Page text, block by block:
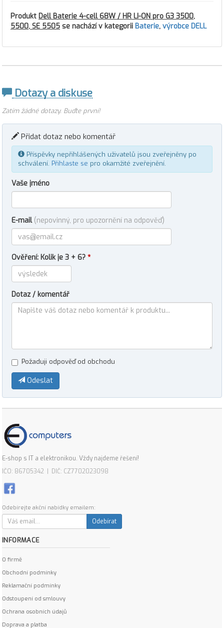
Produkt Dell Baterie 4-cell 68W / HR LI-ON pro G3 3500,
5500, SE 5505 se nachází v kategorii Baterie, výrobce DELL
Dotazy a diskuse
Zatím žádné dotazy. Buďte první!
Přidat dotaz nebo komentář
Příspěvky nepřihlášených uživatelů jsou zveřejněny po
schválení. Přihlaste se pro okamžité zveřejnění.
Vaše jméno
E-mail (nepovinný, pro upozornění na odpověď)
Ověření: Kolik je 3 + 6? *
Dotaz / komentář
Požaduji odpověď od obchodu
Odeslat
E-shop s IT a elektronikou. Vždy najdeme řešení!
IČO: 86705342 | DIČ: CZ7702023098
Odebírejte akční nabídky emailem:
Odebírat
INFORMACE
O firmě
Obchodní podmínky
Reklamační podmínky
Odstoupení od smlouvy
Ochrana osobních údajů
Doprava a platba